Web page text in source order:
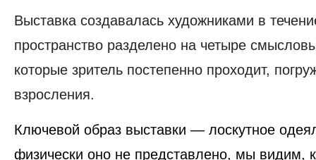
Выставка создавалась художниками в
пространство разделено на четыре
которые зритель постепенно проходит,
взросления.
Ключевой образ выставки — лоскутное
физически оно не представлено, мы видим,